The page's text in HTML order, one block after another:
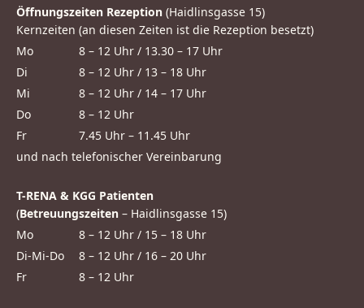
Öffnungszeiten Rezeption (Haidlinsgasse 15)
Kernzeiten (an diesen Zeiten ist die Rezeption besetzt)
Mo
8 – 12 Uhr / 13.30 – 17 Uhr
Di
8 – 12 Uhr / 13 – 18 Uhr
Mi
8 – 12 Uhr / 14 – 17 Uhr
Do
8 – 12 Uhr
Fr
7.45 Uhr – 11.45 Uhr
und nach telefonischer Vereinbarung
T-RENA & KGG Patienten
(Betreuungszeiten – Haidlinsgasse 15)
Mo
8 – 12 Uhr / 15 – 18 Uhr
Di-Mi-Do
8 – 12 Uhr / 16 – 20 Uhr
Fr
8 – 12 Uhr